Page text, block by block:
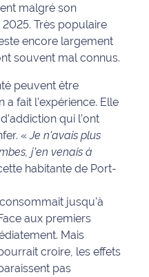
malgré son
Très populaire
encore largement
souvent mal connus.
peuvent être
a fait l’expérience. Elle
qui l’ont
«Je n'avais plus
j'en venais à
habitante de Port-
jusqu’à
aux premiers
Mais
croire, les effets
pas